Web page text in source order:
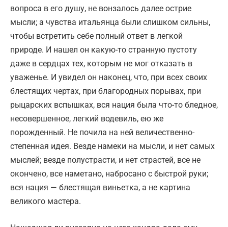
вопроса в его душу, не вонзалось далее острие
мысли; а чувства итальянца были слишком сильны,
чтобы встретить себе полный ответ в легкой
природе. И нашел он какую-то странную пустоту
даже в сердцах тех, которым не мог отказать в
уваженье. И увидел он наконец, что, при всех своих
блестящих чертах, при благородных порывах, при
рыцарских вспышках, вся нация была что-то бледное,
несовершенное, легкий водевиль, ею же
порожденный. Не почила на ней величественно-
степенная идея. Везде намеки на мысли, и нет самых
мыслей; везде полустрасти, и нет страстей, все не
окончено, все наметано, набросано с быстрой руки;
вся нация — блестящая виньетка, а не картина
великого мастера.